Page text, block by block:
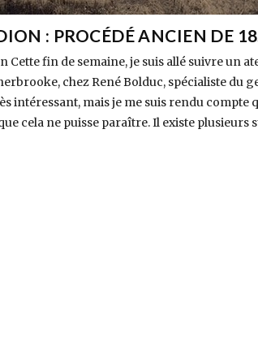
: PROCÉDÉ ANCIEN DE
Cette fin de semaine, je suis allé suivre un
chez René Bolduc, spécialiste du
intéressant, mais je me suis rendu compte
cela ne puisse paraître. Il existe plusieurs